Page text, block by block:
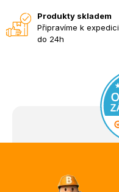
Produkty skladem
Připravíme k expedici
do 24h